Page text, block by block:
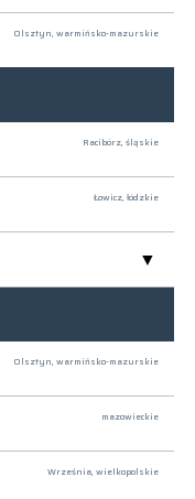
Olsztyn, warmińsko-mazurskie
Racibórz, śląskie
Łowicz, łódzkie
Olsztyn, warmińsko-mazurskie
mazowieckie
Września, wielkopolskie